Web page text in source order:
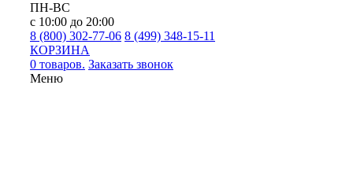
ПН-ВС
с 10:00 до 20:00
8 (800) 302-77-06 8 (499) 348-15-11
КОРЗИНА
0 товаров. Заказать звонок
Меню